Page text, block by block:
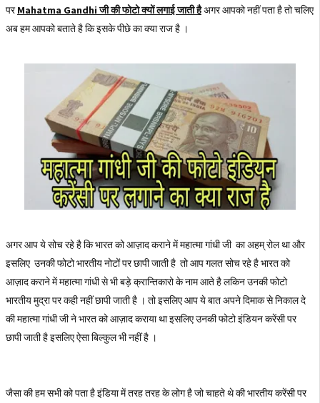
परMahatma Gandhi जी की फोटो क्यों लगाई जाती हैअगर आपको नहीं पता है तो चलिए
अब हम आपको बताते है कि इसके पीछे का क्या राज है ।
अगर आप ये सोच रहे है कि भारत को आज़ाद कराने में महात्मा गांधी जी का अहम् रोल था और
इसलिए उनकी फोटो भारतीय नोटों पर छापी जाती है तो आप गलत सोच रहे है भारत को
आज़ाद कराने में महात्मा गांधी से भी बड़े क्रान्तिकारो के नाम आते है लकिन उनकी फोटो
भारतीय मुद्रा पर कही नहीं छापी जाती है । तो इसलिए आप ये बात अपने दिमाक से निकाल दे
की महात्मा गांधी जी ने भारत को आज़ाद कराया था इसलिए उनकी फोटो इंडियन करेंसी पर
छापी जाती है इसलिए ऐसा बिल्कुल भी नहीं है ।
जैसा की हम सभी को पता है इंडिया में तरह तरह के लोग है जो चाहते थे की भारतीय करेंसी पर